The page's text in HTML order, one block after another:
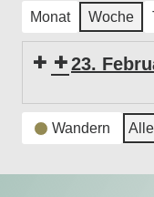
Monat Woche
23.
Wandergruppe
-
wöchentliches
Wandern